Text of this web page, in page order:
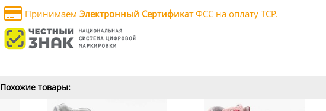
Принимаем Электронный СертификатФСС на оплату ТСР.
Похожие товары: